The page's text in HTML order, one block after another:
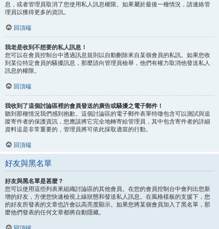
息，或者管理員取消了您使用私人訊息權限。如果屬於最後一種情況，請連絡管
理員以獲得更多的資訊。
回頂端
我老是收到不想要的私人訊息！
您可以在會員控制台中透過訊息規則以自動刪除來自某個會員的私訊。如果您收
到某位特定會員的騷擾訊息，那麼請向管理員檢舉，他們有權力取消他發送私人
訊息的權限。
回頂端
我收到了這個討論區裡的會員發送的廣告或騷擾之電子郵件！
聽到那種情況我們感到抱歉。這個討論區的電子郵件表單特徵包含可以測試與追
蹤寄件者的保護資訊，您應該將它完全地轉寄給管理員，其中包含寄件者的詳細
資料這是非常重要的，管理員將可依此採取適當的行動。
回頂端
好友與黑名單
好友與黑名單是甚麼？
您可以使用這些列表來組織討論區的其他會員。在您的會員控制台中會列出您新
增的好友，方便您快速檢視上線狀態和發送私人訊息。在風格樣板的支援下，您
的好友所發表的文章也許會以高亮度顯示。如果您將某個會員加入了黑名單，那
麼他們發表的任何文章都將自動隱藏。